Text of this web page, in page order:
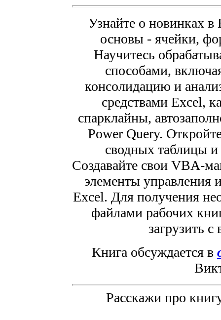
Узнайте о новинках
основы - ячейки,
Научитесь
способами,
консолидацию и
средствами Excel,
спарклайны,
Power Query.
сводных таблицы
Создавайте свои VBA-
элементы управления
Excel. Для получения
файлами рабочих
загрузить с
Книга обсуждается в
Расскажи про